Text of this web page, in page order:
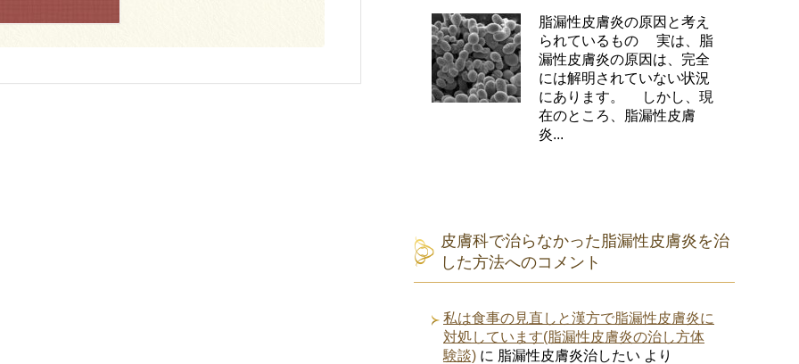
脂漏性皮膚炎の原因と考え
られているもの 実は、脂
漏性皮膚炎の原因は、完全
には解明されていない状況
にあります。 しかし、現
在のところ、脂漏性皮膚
炎...
皮膚科で治らなかった脂漏性皮膚炎を治
した方法へのコメント
私は食事の見直しと漢方で脂漏性皮膚炎に
対処しています(脂漏性皮膚炎の治し方体
験談) に 脂漏性皮膚炎治したい より